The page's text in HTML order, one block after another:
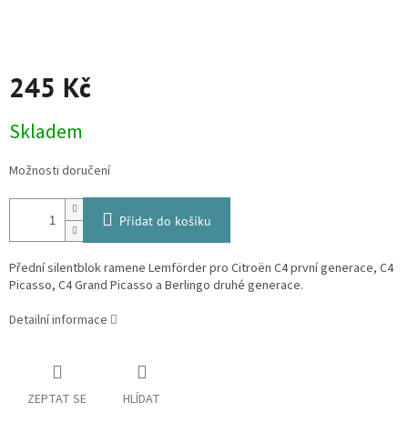
245 Kč
cena:
Skladem
Možnosti doručení
Přidat do košíku
Přední silentblok ramene Lemförderpro Citroën C4 první generace, C4
Picasso, C4 Grand Picasso a Berlingo druhé generace.
Detailní informace
ZEPTAT SE HLÍDAT